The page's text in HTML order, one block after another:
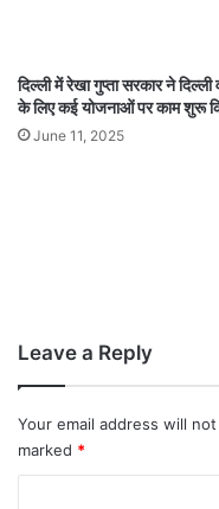
दिल्ली में रेखा गुप्ता सरकार ने दिल्ली
के लिए कई योजनाओं पर काम शुरू
June 11, 2025
Leave a Reply
Your email address will
marked *